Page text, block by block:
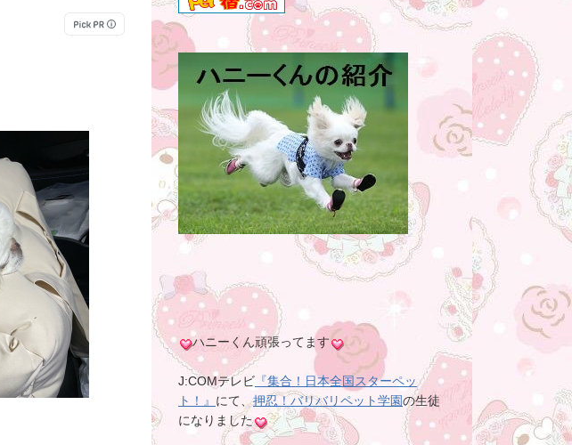
ハニーくん頑張ってます
J:COMテレビ 『集合！日本全国スターペッ
ト！』 にて、押忍！バリバリペット学園の生徒
になりました